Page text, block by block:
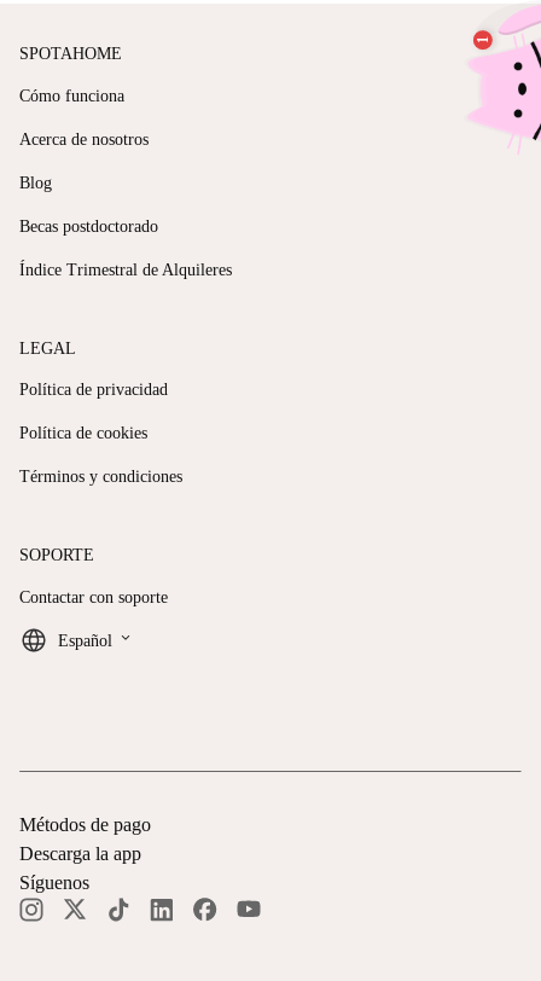
SPOTAHOME
Cómo funciona
Acerca de nosotros
Blog
Becas postdoctorado
Índice Trimestral de Alquileres
LEGAL
Política de privacidad
Política de cookies
Términos y condiciones
SOPORTE
Contactar con soporte
Español keyboard_arrow_down
Métodos de pago
Descarga la app
Síguenos